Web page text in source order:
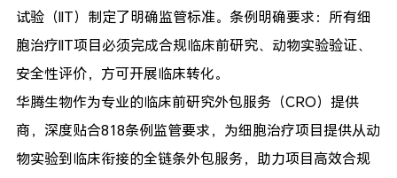
试验（IIT）制定了明确监管标准。条例明确要求：所有细
胞治疗IIT项目必须完成合规临床前研究、动物实验验证、
安全性评价，方可开展临床转化。
华腾生物作为专业的临床前研究外包服务（CRO）提供
商，深度贴合818条例监管要求，为细胞治疗项目提供从动
物实验到临床衔接的全链条外包服务，助力项目高效合规